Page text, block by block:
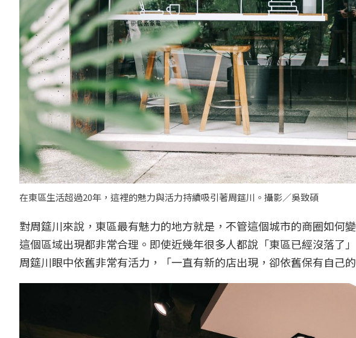
在東區生活超過20年，這裡的魅力與活力持續吸引著周筵川。攝影／吳致碩
對周筵川來說，東區最有魅力的地方就是，不管這個城市的商圈如何
這個區域出現都非常合理。即使近幾年很多人都說「東區已經沒落了
周筵川眼中依舊非常有活力，「一直有新的店出現，卻依舊保有自己